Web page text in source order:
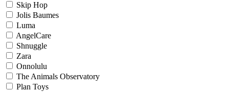
Skip Hop
Jolis Baumes
Luma
AngelCare
Shnuggle
Zara
Onnolulu
The Animals Observatory
Plan Toys